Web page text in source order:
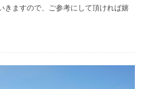
きますので、ご参考にして頂ければ嬉